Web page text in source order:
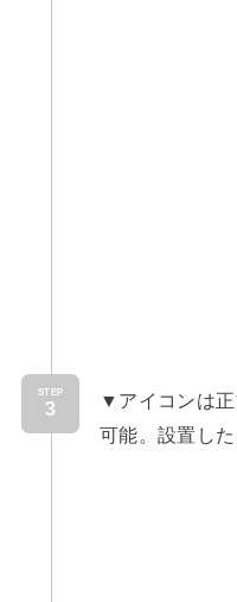
STEP
▼アイコンは
可能。設置し